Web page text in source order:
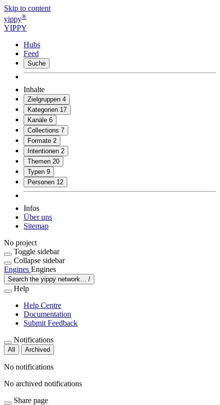
Skip to content
yippy®
YIPPY
Hubs
Feed
Suche
Inhalte
Zielgruppen 4
Kategorien 17
Kanäle 6
Collections 7
Formate 2
Intentionen 2
Themen 20
Typen 9
Personen 12
Infos
Über uns
Sitemap
No project
Toggle sidebar
Collapse sidebar
Engines Engines
Search the yippy network… /
Help
Help Centre
Documentation
Submit Feedback
Notifications
All Archived
No notifications
No archived notifications
Share page